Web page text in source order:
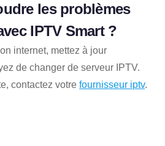
les problèmes
IPTV Smart ?
internet, mettez à jour
de changer de serveur IPTV.
contactez votrefournisseur iptv.